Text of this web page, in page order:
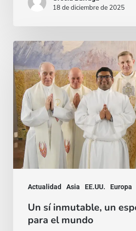
18 de diciembre de 2025
Actualidad Asia EE.UU. Europa
Un
sí
inmutable,
un
espectáculo
para
el
mundo
Un sí inmutable, un
para el mundo